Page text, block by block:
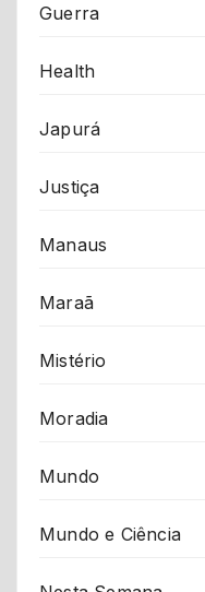
Guerra
Health
Japurá
Justiça
Manaus
Maraã
Mistério
Moradia
Mundo
Mundo e Ciência